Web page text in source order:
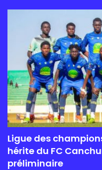
Ligue des
hérite du FC
préliminaire